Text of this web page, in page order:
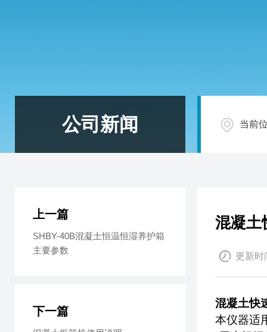
公司新闻 当前
混凝土
更新时
混凝土快
本仪器适
上一篇
SHBY-40B混凝土恒温恒湿养护箱
主要参数
下一篇